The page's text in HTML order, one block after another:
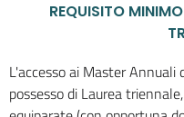
REQUISITO
L'accesso ai Master
possesso di Laurea